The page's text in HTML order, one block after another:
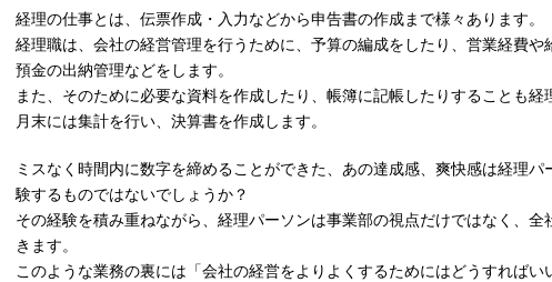
経理の仕事とは、伝票作成・入力などから申告書の作成まで様々あります。
経理職は、会社の経営管理を行うために、予算の編成をしたり、営業経費や
預金の出納管理などをします。
また、そのために必要な資料を作成したり、帳簿に記帳したりすることも経
月末には集計を行い、決算書を作成します。
ミスなく時間内に数字を締めることができた、あの達成感、爽快感は経理パ
験するものではないでしょうか？
その経験を積み重ねながら、経理パーソンは事業部の視点だけではなく、全
きます。
このような業務の裏には「会社の経営をよりよくするためにはどうすればい